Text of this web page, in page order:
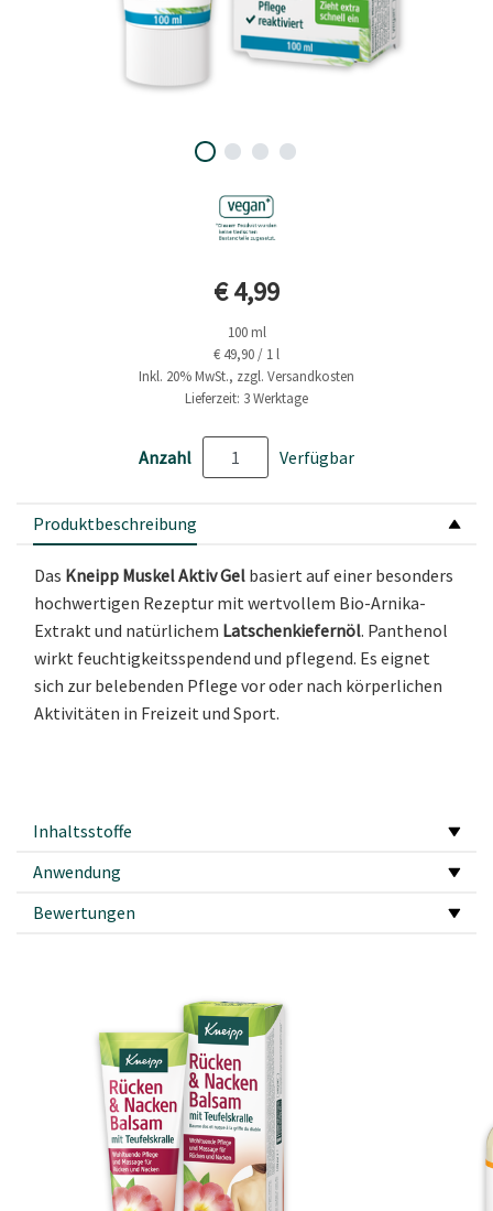
Aktueller Preis
€ 4,99
100 ml
€ 49,90 / 1 l
Inkl. 20% MwSt., zzgl. Versandkosten
Lieferzeit: 3 Werktage
Anzahl Verfügbar
Produktbeschreibung
Das Kneipp Muskel Aktiv Gel basiert auf einer besonders
hochwertigen Rezeptur mit wertvollem Bio-Arnika-
Extrakt und natürlichem Latschenkiefernöl. Panthenol
wirkt feuchtigkeitsspendend und pflegend. Es eignet
sich zur belebenden Pflege vor oder nach körperlichen
Aktivitäten in Freizeit und Sport.
Inhaltsstoffe
Anwendung
Bewertungen